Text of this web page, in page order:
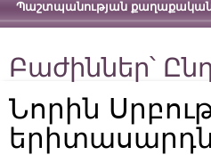
Պաշտպանության
Բաժիններ՝
Նորին